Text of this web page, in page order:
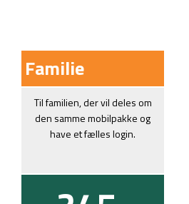
Familie
Til familien, der vil deles om
den samme mobilpakke og
have et fælles login.